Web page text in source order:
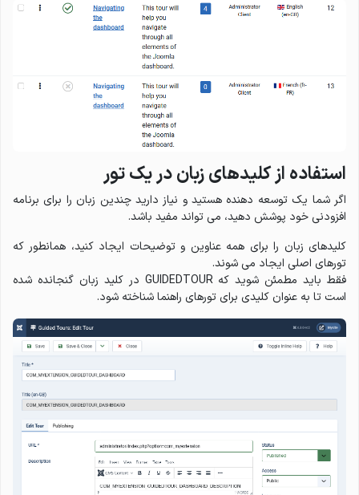
استفاده از کلیدهای زبان در یک تور
اگر شما یک توسعه دهنده هستید و نیاز دارید چندین زبان را برای برنامه
افزودنی خود پوشش دهید، می تواند مفید باشد.
کلیدهای زبان را برای همه عناوین و توضیحات ایجاد کنید، همانطور که
تورهای اصلی ایجاد می شوند.
فقط باید مطمئن شوید که GUIDEDTOUR در کلید زبان گنجانده شده
است تا به عنوان کلیدی برای تورهای راهنما شناخته شود.